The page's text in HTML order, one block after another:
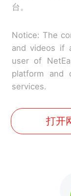
台。
Notice: The
and videos if
user of
platform and
services.
打开